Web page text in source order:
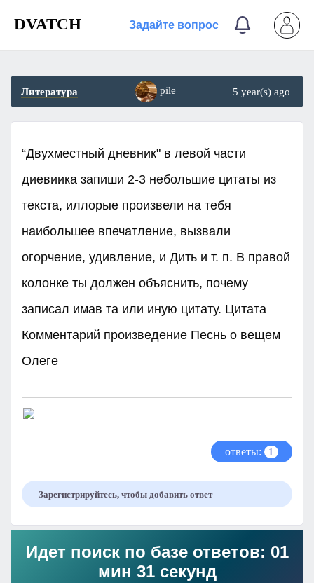
DVATCH Задайте вопрос
Литература pile 5 year(s) ago
“Двухместный дневник" в левой части
диевиика запиши 2-3 небольшие цитаты из
текста, иллорые произвели на тебя
наибольшее впечатление, вызвали
огорчение, удивление, и Дить и т. п. В правой
колонке ты должен объяснить, почему
записал имав та или иную цитату. Цитата
Комментарий произведение Песнь о вещем
Олеге​
ответы: 1
Зарегистрируйтесь, чтобы добавить ответ
Идет поиск по базе ответов: 01
мин 31 секунд